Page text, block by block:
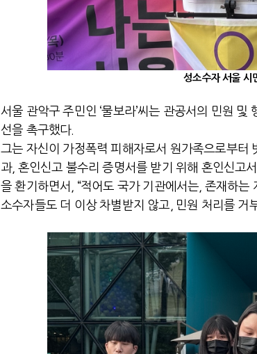
성소수자 서울 시
서울 관악구 주민인 ‘물보라’씨는 관공서의 민원
선을 촉구했다.
그는 자신이 가정폭력 피해자로서 원가족으로부터
과, 혼인신고 불수리 증명서를 받기 위해 혼인신고
을 환기하면서, “적어도 국가 기관에서는, 존재하
소수자들도 더 이상 차별받지 않고, 민원 처리를 거